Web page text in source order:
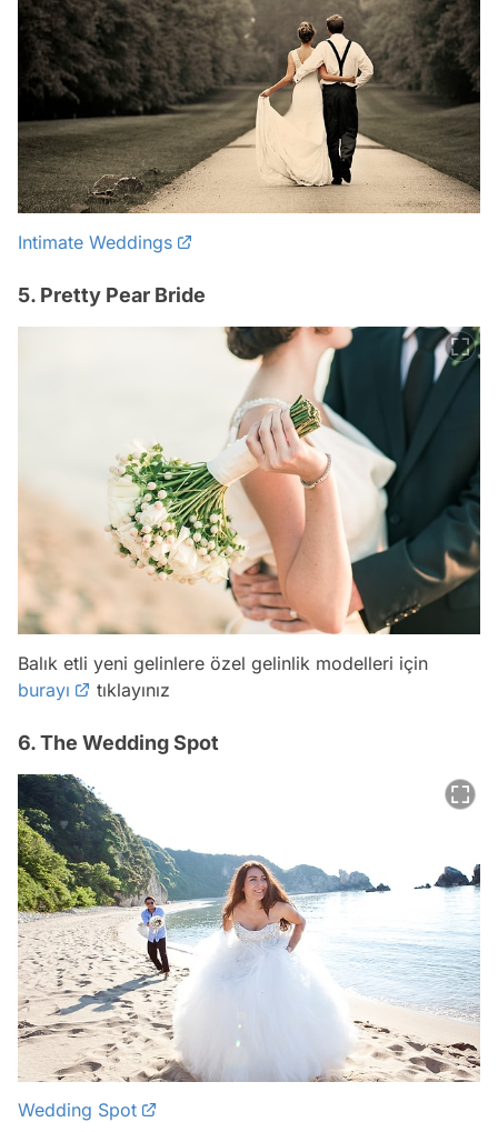
Intimate Weddings
5. Pretty Pear Bride
Balık etli yeni gelinlere özel gelinlik modelleri için
burayı
tıklayınız
6. The Wedding Spot
Wedding Spot